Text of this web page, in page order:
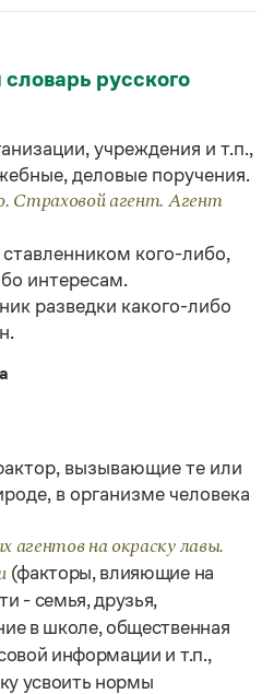
государственного
и пунктуации
курс
слова
языке
и пунктуации
русского
учреждения и т.п.,
деловые поручения.
Страховой агент. Агент
кого-либо,
интересам.
разведки какого-либо
вызывающие те или
в организме человека
агентов на окраску лавы.
(факторы, влияющие на
- семья, друзья,
в школе, общественная
информации и т.п.,
усвоить нормы